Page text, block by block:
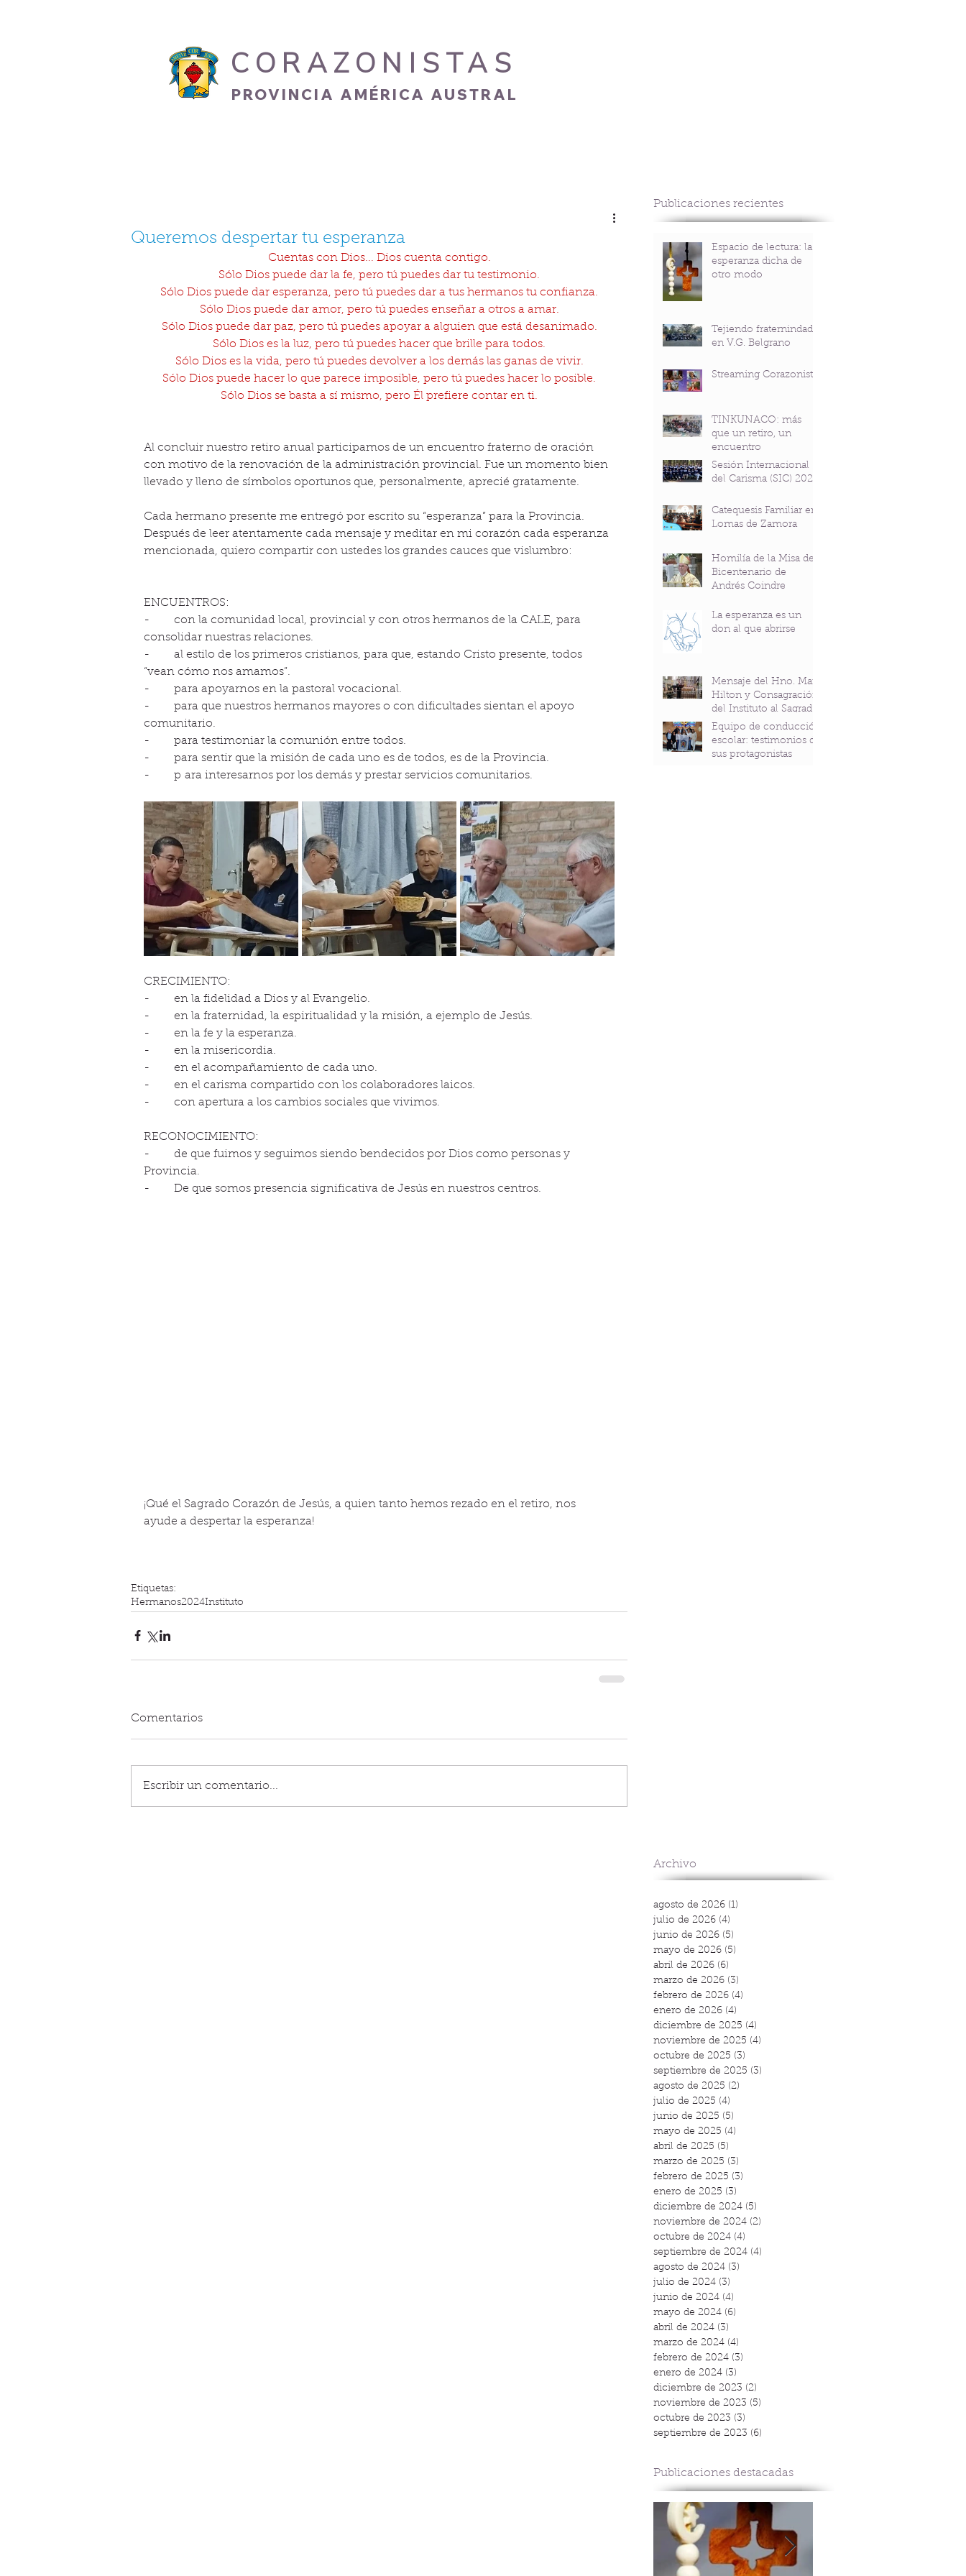
CORAZONISTAS
PROVINCIA AMÉRICA AUSTRAL
Queremos despertar tu esperanza
Cuentas con Dios... Dios cuenta contigo.
Sólo Dios puede dar la fe, pero tú puedes dar tu testimonio.
Sólo Dios puede dar esperanza, pero tú puedes dar a tus hermanos tu confianza.
Sólo Dios puede dar amor, pero tú puedes enseñar a otros a amar.
Sólo Dios puede dar paz, pero tú puedes apoyar a alguien que está desanimado.
Sólo Dios es la luz, pero tú puedes hacer que brille para todos.
Sólo Dios es la vida, pero tú puedes devolver a los demás las ganas de vivir.
Sólo Dios puede hacer lo que parece imposible, pero tú puedes hacer lo posible.
Sólo Dios se basta a sí mismo, pero Él prefiere contar en ti.
Al concluir nuestro retiro anual participamos de un encuentro fraterno de oración
con motivo de la renovación de la administración provincial. Fue un momento bien
llevado y lleno de símbolos oportunos que, personalmente, aprecié gratamente.
Cada hermano presente me entregó por escrito su “esperanza” para la Provincia.
Después de leer atentamente cada mensaje y meditar en mi corazón cada esperanza
mencionada, quiero compartir con ustedes los grandes cauces que vislumbro:
ENCUENTROS:
-       con la comunidad local, provincial y con otros hermanos de la CALE, para
consolidar nuestras relaciones.
-       al estilo de los primeros cristianos, para que, estando Cristo presente, todos
“vean cómo nos amamos”.
-       para apoyarnos en la pastoral vocacional.
-       para que nuestros hermanos mayores o con dificultades sientan el apoyo
comunitario.
-       para testimoniar la comunión entre todos.
-       para sentir que la misión de cada uno es de todos, es de la Provincia.
-       p ara interesarnos por los demás y prestar servicios comunitarios.
CRECIMIENTO:
-       en la fidelidad a Dios y al Evangelio.
-       en la fraternidad, la espiritualidad y la misión, a ejemplo de Jesús.
-       en la fe y la esperanza.
-       en la misericordia.
-       en el acompañamiento de cada uno.
-       en el carisma compartido con los colaboradores laicos.
-       con apertura a los cambios sociales que vivimos.
RECONOCIMIENTO:
-       de que fuimos y seguimos siendo bendecidos por Dios como personas y
Provincia.
-       De que somos presencia significativa de Jesús en nuestros centros.
¡Qué el Sagrado Corazón de Jesús, a quien tanto hemos rezado en el retiro, nos
ayude a despertar la esperanza!
Etiquetas:
Hermanos2024Instituto
Comentarios
Escribir un comentario...
Publicaciones recientes
Espacio de lectura: la
esperanza dicha de
otro modo
Tejiendo fraternindad
en V.G. Belgrano
Streaming Corazonista
TINKUNACO: más
que un retiro, un
encuentro
Sesión Internacional
del Carisma (SIC) 2026
Catequesis Familiar en
Lomas de Zamora
Homilía de la Misa del
Bicentenario de
Andrés Coindre
La esperanza es un
don al que abrirse
Mensaje del Hno. Mark
Hilton y Consagración
del Instituto al Sagrado
Corazón en el
Bicentenario del P.
Andrés Coindre
Equipo de conducción
escolar: testimonios de
sus protagonistas
Archivo
agosto de 2026 (1)
julio de 2026 (4)
junio de 2026 (5)
mayo de 2026 (5)
abril de 2026 (6)
marzo de 2026 (3)
febrero de 2026 (4)
enero de 2026 (4)
diciembre de 2025 (4)
noviembre de 2025 (4)
octubre de 2025 (3)
septiembre de 2025 (3)
agosto de 2025 (2)
julio de 2025 (4)
junio de 2025 (5)
mayo de 2025 (4)
abril de 2025 (5)
marzo de 2025 (3)
febrero de 2025 (3)
enero de 2025 (3)
diciembre de 2024 (5)
noviembre de 2024 (2)
octubre de 2024 (4)
septiembre de 2024 (4)
agosto de 2024 (3)
julio de 2024 (3)
junio de 2024 (4)
mayo de 2024 (6)
abril de 2024 (3)
marzo de 2024 (4)
febrero de 2024 (3)
enero de 2024 (3)
diciembre de 2023 (2)
noviembre de 2023 (5)
octubre de 2023 (3)
septiembre de 2023 (6)
Publicaciones destacadas